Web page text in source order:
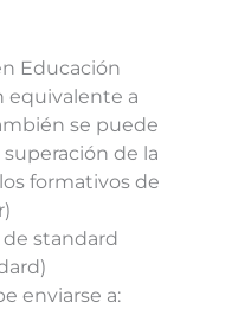
Educación
equivalente a
se puede
de la
formativos de
standard
enviarse a: